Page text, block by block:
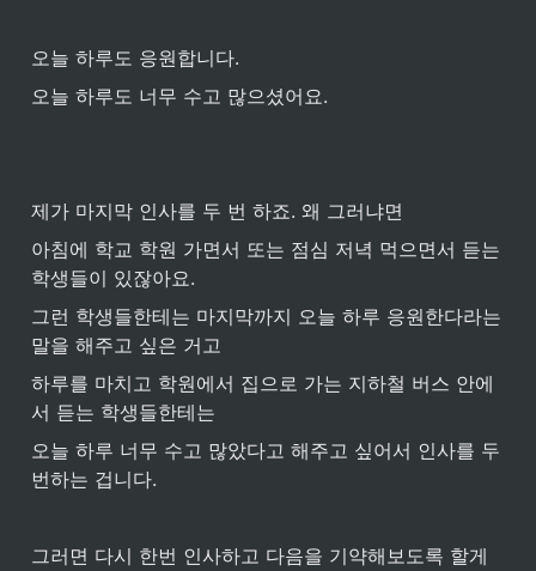
오늘 하루도 응원합니다.
오늘 하루도 너무 수고 많으셨어요.
제가 마지막 인사를 두 번 하죠. 왜 그러냐면
아침에 학교 학원 가면서 또는 점심 저녁 먹으면서 듣는
학생들이 있잖아요.
그런 학생들한테는 마지막까지 오늘 하루 응원한다라는
말을 해주고 싶은 거고
하루를 마치고 학원에서 집으로 가는 지하철 버스 안에
서 듣는 학생들한테는
오늘 하루 너무 수고 많았다고 해주고 싶어서 인사를 두
번하는 겁니다.
그러면 다시 한번 인사하고 다음을 기약해보도록 할게